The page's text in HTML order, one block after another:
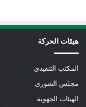
هيئات الحركة
المكتب التنفيذي
مجلس الشورى
الهيئات الجهوية